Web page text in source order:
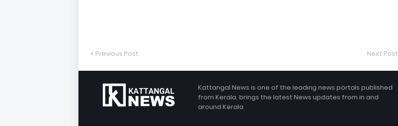
Previous Post Next Post
Kattangal News is one of the leading news portals published
from Kerala, brings the latest News updates from in and
around Kerala